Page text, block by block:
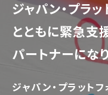
ジャパン・プラ
とともに緊急支
パートナーにな
ジャパン・プラット